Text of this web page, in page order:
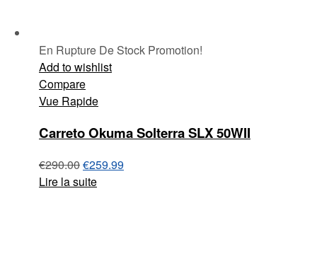
En Rupture De Stock Promotion!
Add to wishlist
Compare
Vue Rapide
Carreto Okuma Solterra SLX 50WII
€290.00€259.99
Lire la suite